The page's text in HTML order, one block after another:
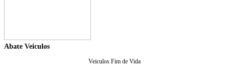
Abate Veiculos
Veiculos Fim de Vida